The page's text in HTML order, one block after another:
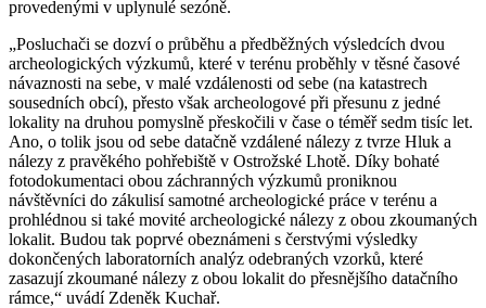
provedenými v uplynulé sezóně.
„Posluchači se dozví o průběhu a předběžných výsledcích dvou
archeologických výzkumů, které v terénu proběhly v těsné časové
návaznosti na sebe, v malé vzdálenosti od sebe (na katastrech
sousedních obcí), přesto však archeologové při přesunu z jedné
lokality na druhou pomyslně přeskočili v čase o téměř sedm tisíc let.
Ano, o tolik jsou od sebe datačně vzdálené nálezy z tvrze Hluk a
nálezy z pravěkého pohřebiště v Ostrožské Lhotě. Díky bohaté
fotodokumentaci obou záchranných výzkumů proniknou
návštěvníci do zákulisí samotné archeologické práce v terénu a
prohlédnou si také movité archeologické nálezy z obou zkoumaných
lokalit. Budou tak poprvé obeznámeni s čerstvými výsledky
dokončených laboratorních analýz odebraných vzorků, které
zasazují zkoumané nálezy z obou lokalit do přesnějšího datačního
rámce,“ uvádí Zdeněk Kuchař.